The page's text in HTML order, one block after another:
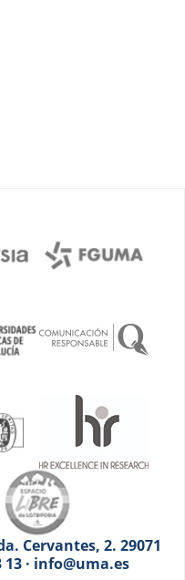
Cervantes, 2. 29071
13 · info@uma.es